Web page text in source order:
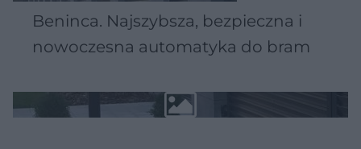
Beninca. Najszybsza, bezpieczna i
nowoczesna automatyka do bram